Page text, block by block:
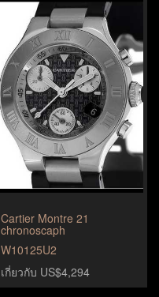
Cartier Montre 21
chronoscaph
W10125U2
เกี่ยวกับ US$4,294